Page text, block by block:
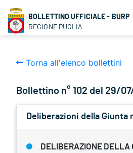
BOLLETTINO UFFICIALE - BURP
REGIONE PUGLIA
Torna all'elenco bollettini
Bollettino n° 102 del 29/
Deliberazioni della Giunta
DELIBERAZIONE DELLA